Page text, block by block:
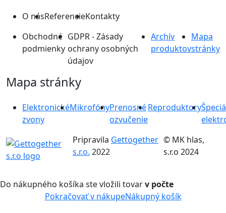
O násReferencieKontakty
Obchodné
podmienky
GDPR - Zásady
ochrany osobných
údajov
Archív
produktov
Mapa
stránky
Mapa stránky
Elektronické
zvony
MikrofónyPrenosné
ozvučenie
Reproduktory
Pripravila Gettogether
s.r.o. 2022
© MK hlas,
s.r.o 2024
Do nákupného košíka ste vložili tovarv počte
Pokračovať v nákupeNákupný košík